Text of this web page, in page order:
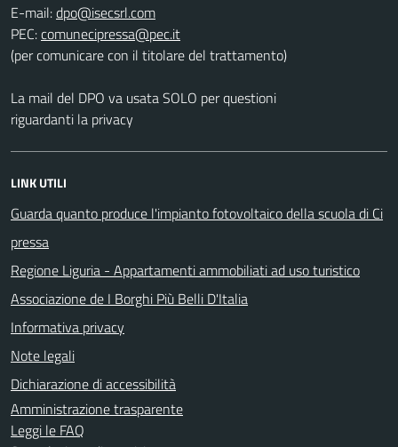
E-mail:
PEC:
(per comunicare con il titolare del trattamento)
La mail del DPO va usata SOLO per questioni
riguardanti la privacy
LINK UTILI
Guarda quanto produce l'impianto fotovoltaico della scuola di Ci
pressa
Regione Liguria - Appartamenti ammobiliati ad uso turistico
Associazione de I Borghi Più Belli D'Italia
Informativa privacy
Note legali
Dichiarazione di accessibilità
Amministrazione trasparente
Leggi le FAQ